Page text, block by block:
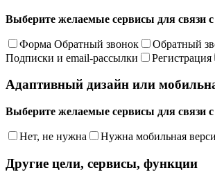
Выберите желаемые сервисы для связи с
Форма Обратный звонок Обратный
Подписки и email-рассылки
Регистрация
Адаптивный дизайн или
Выберите желаемые сервисы для связи с
Нет, не нужна Нужна мобильная
Другие цели, сервисы, функции